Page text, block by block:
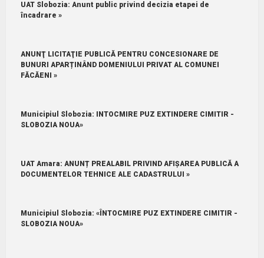
UAT Slobozia: Anunt public privind decizia etapei de
încadrare »
ANUNŢ LICITAŢIE PUBLICĂ PENTRU CONCESIONARE DE
BUNURI APARȚINÂND DOMENIULUI PRIVAT AL COMUNEI
FĂCĂENI »
Municipiul Slobozia: INTOCMIRE PUZ EXTINDERE CIMITIR -
SLOBOZIA NOUA»
UAT Amara: ANUNȚ PREALABIL PRIVIND AFIȘAREA PUBLICĂ A
DOCUMENTELOR TEHNICE ALE CADASTRULUI »
Municipiul Slobozia: «ÎNTOCMIRE PUZ EXTINDERE CIMITIR -
SLOBOZIA NOUA»